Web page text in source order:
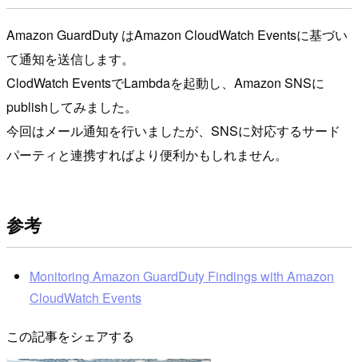
Amazon GuardDuty はAmazon CloudWatch Eventsに基づい
て通知を送信します。
ClodWatch EventsでLambdaを起動し、Amazon SNSに
publishしてみました。
今回はメール通知を行いましたが、SNSに対応するサード
パーティと連携すればより便利かもしれません。
参考
Monitoring Amazon GuardDuty Findings with Amazon
CloudWatch Events
この記事をシェアする